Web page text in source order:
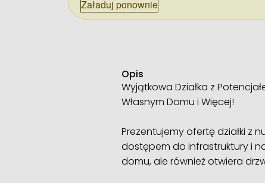
Opis
Wyjątkowa Działka z
Własnym Domu i Więcej!
Prezentujemy ofertę działki z
dostępem do infrastruktury i
domu, ale również otwiera